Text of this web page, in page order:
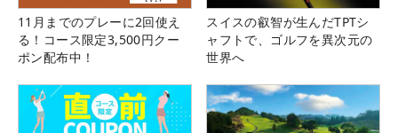
11月までのプレーに2回使え
る！コース限定3,500円クー
ポン配布中！
スイスの叡智が生んだTPTシ
ャフトで、ゴルフを異次元の
世界へ